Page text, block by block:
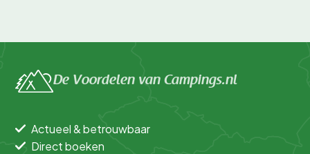
De Voordelen van Campings.nl
Actueel & betrouwbaar
Direct boeken